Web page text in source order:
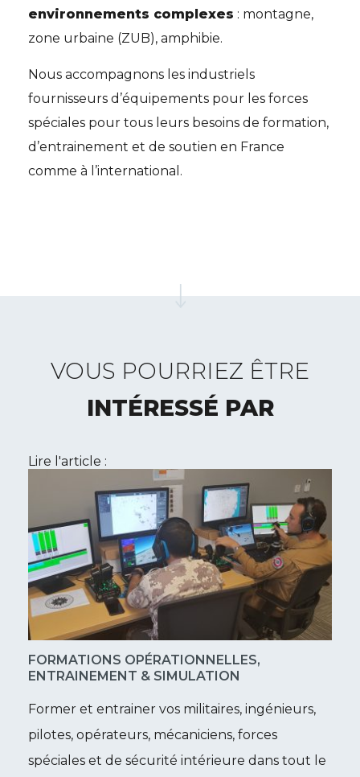
environnements complexes : montagne,
zone urbaine (ZUB), amphibie.
Nous accompagnons les industriels
fournisseurs d’équipements pour les forces
spéciales pour tous leurs besoins de formation,
d’entrainement et de soutien en France
comme à l’international.
VOUS POURRIEZ ÊTRE
INTÉRESSÉ PAR
Lire l'article :
FORMATIONS OPÉRATIONNELLES,
ENTRAINEMENT & SIMULATION
Former et entrainer vos militaires, ingénieurs,
pilotes, opérateurs, mécaniciens, forces
spéciales et de sécurité intérieure dans tout le